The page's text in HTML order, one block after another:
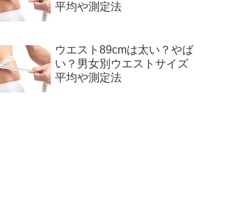
平均や測定法
ウエスト89cmは太い？やば
い？男女別ウエストサイズ
平均や測定法